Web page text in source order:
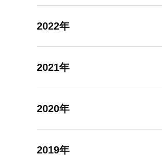
2022年
2021年
2020年
2019年